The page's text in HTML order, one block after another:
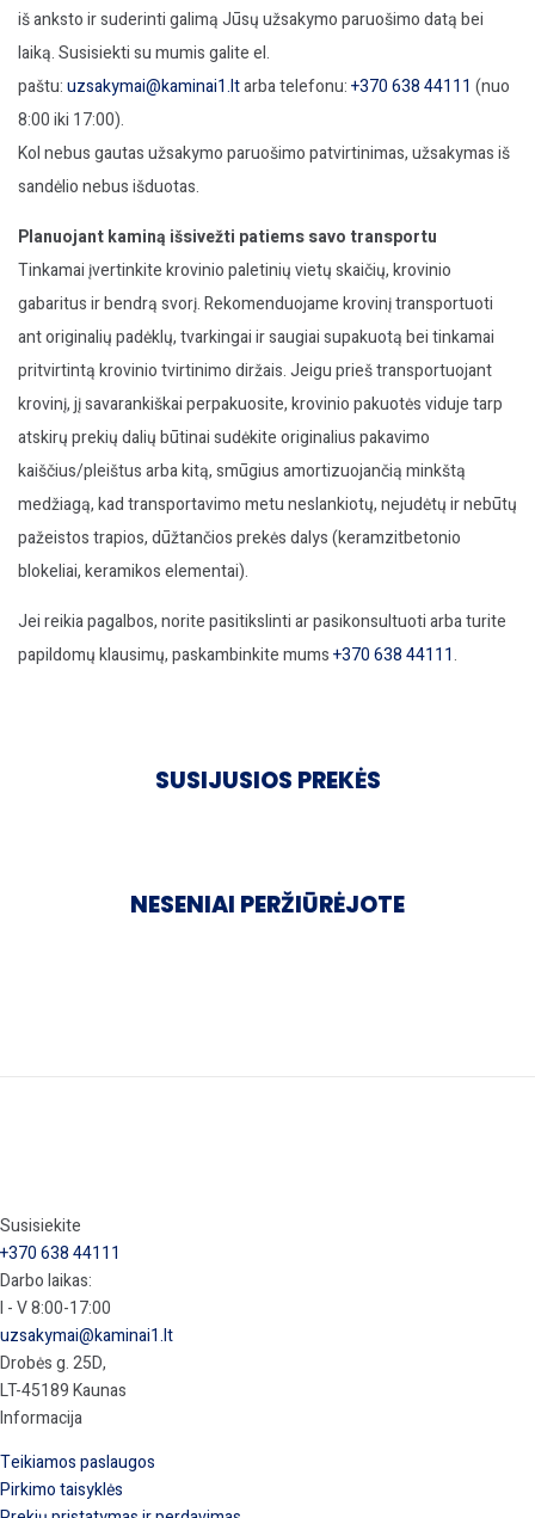
iš anksto ir suderinti galimą Jūsų užsakymo paruošimo datą bei
laiką. Susisiekti su mumis galite el.
paštu:uzsakymai@kaminai1.ltarba telefonu:+370 638 44111 (nuo
8:00 iki 17:00).
Kol nebus gautas užsakymo paruošimo patvirtinimas, užsakymas iš
sandėlio nebus išduotas.
Planuojant kaminą išsivežti patiems savo transportu
Tinkamai įvertinkite krovinio paletinių vietų skaičių, krovinio
gabaritus ir bendrą svorį. Rekomenduojame krovinį transportuoti
ant originalių padėklų, tvarkingai ir saugiai supakuotą bei tinkamai
pritvirtintą krovinio tvirtinimo diržais. Jeigu prieš transportuojant
krovinį, jį savarankiškai perpakuosite, krovinio pakuotės viduje tarp
atskirų prekių dalių būtinai sudėkite originalius pakavimo
kaiščius/pleištus arba kitą, smūgius amortizuojančią minkštą
medžiagą, kad transportavimo metu neslankiotų, nejudėtų ir nebūtų
pažeistos trapios, dūžtančios prekės dalys (keramzitbetonio
blokeliai, keramikos elementai).
Jei reikia pagalbos, norite pasitikslinti ar pasikonsultuoti arba turite
papildomų klausimų, paskambinkite mums+370 638 44111.
SUSIJUSIOS PREKĖS
NESENIAI PERŽIŪRĖJOTE
Susisiekite
+370 638 44111
Darbo laikas:
I - V 8:00-17:00
uzsakymai@kaminai1.lt
Drobės g. 25D,
LT-45189 Kaunas
Informacija
Teikiamos paslaugos
Pirkimo taisyklės